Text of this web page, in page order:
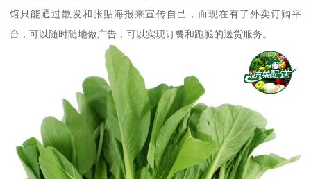
馆只能通过散发和张贴海报来宣传自己，而现在有了外卖订购平
台，可以随时随地做广告，可以实现订餐和跑腿的送货服务。